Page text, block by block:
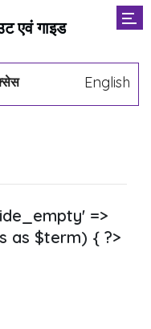
एवं गाइड
English
=>
as $term) { ?>